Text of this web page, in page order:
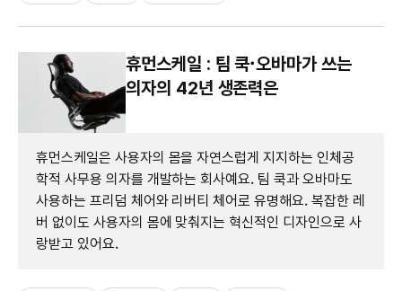
휴먼스케일 : 팀 쿡​·오바마가 쓰는
의자의 42년 생존력은
휴먼스케일은 사용자의 몸을 자연스럽게 지지하는 인체공
학적 사무용 의자를 개발하는 회사예요. 팀 쿡과 오바마도
사용하는 프리덤 체어와 리버티 체어로 유명해요. 복잡한 레
버 없이도 사용자의 몸에 맞춰지는 혁신적인 디자인으로 사
랑받고 있어요.